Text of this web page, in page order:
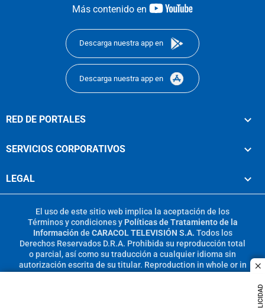
Más contenido en
youtube-
Descarga nuestra app en
Descarga nuestra app en
RED DE PORTALES
SERVICIOS CORPORATIVOS
LEGAL
El uso de este sitio web implica la aceptación de los
Términos y condicionesy Políticas de Tratamiento de la
Información de CARACOL TELEVISIÓN S.A. Todos los
Derechos Reservados D.R.A. Prohibida su reproducción total
o parcial, así como su traducción a cualquier idioma sin
autorización escrita de su titular. Reproduction in whole or in